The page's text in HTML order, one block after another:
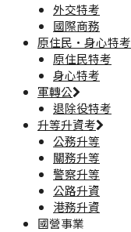
外交特考
國際商務
原住民·身心特考
原住民特考
身心特考
軍轉公
退除役特考
升等升資考
公務升等
關務升等
警察升等
公路升資
港務升資
國營事業